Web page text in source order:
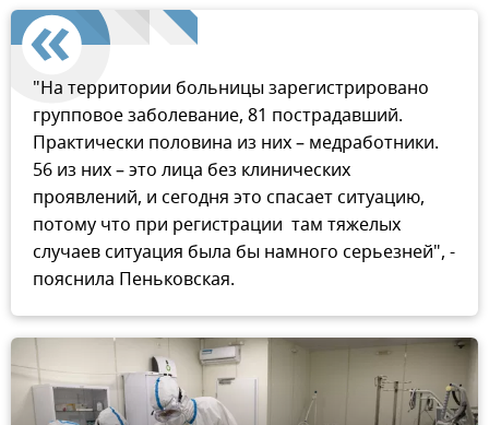
"На территории больницы зарегистрировано
групповое заболевание, 81 пострадавший.
Практически половина из них – медработники.
56 из них – это лица без клинических
проявлений, и сегодня это спасает ситуацию,
потому что при регистрации там тяжелых
случаев ситуация была бы намного серьезней", -
пояснила Пеньковская.